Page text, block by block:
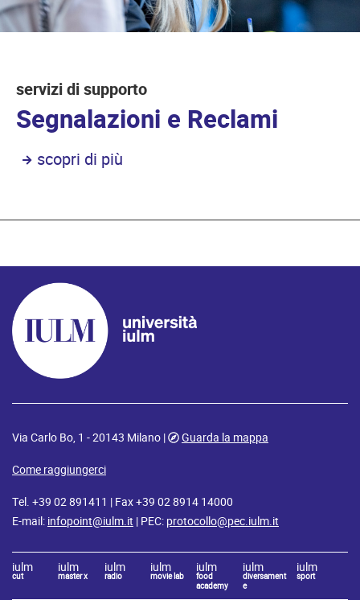
servizi di supporto
Segnalazioni e Reclami
scopri di più
Via Carlo Bo, 1 - 20143 Milano |
Guarda la mappa
Come raggiungerci
Tel. +39 02 891411 | Fax +39 02 8914 14000
E-mail: infopoint@iulm.it | PEC: protocollo@pec.iulm.it
iulm
cut
iulm
master x
iulm
radio
iulm
movie lab
iulm
food
academy
iulm
diversament
e
iulm
sport